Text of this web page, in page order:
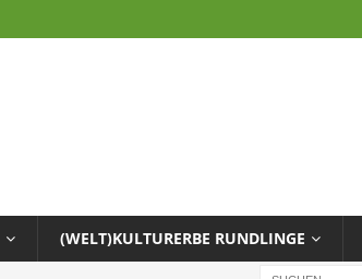
(WELT)KULTURERBE RUNDLINGE